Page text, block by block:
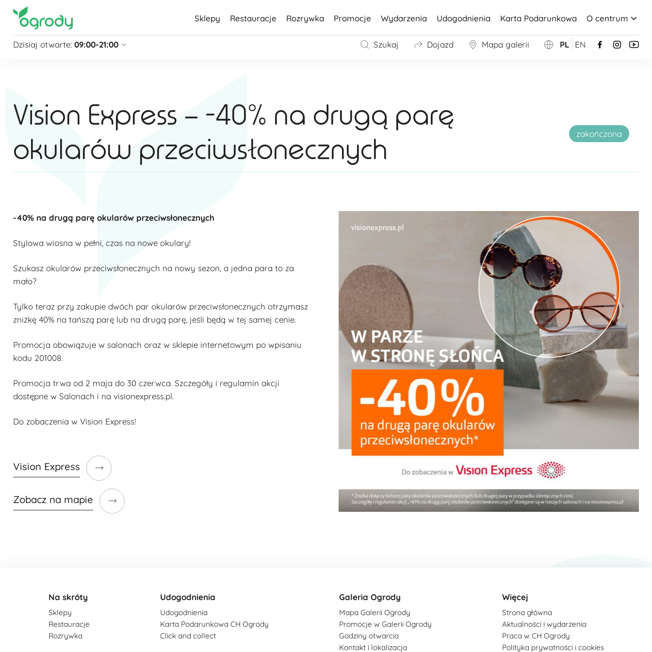
Sklepy Restauracje Rozrywka Promocje Wydarzenia Udogodnienia Karta Podarunkowa O centrum
Dzisiaj otwarte: 09:00-21:00
zobacz więcej »
Szukaj Dojazd Mapa galerii PL EN
Vision Express – -40% na drugą parę
okularów przeciwsłonecznych
zakończona
-40% na drugą parę okularów przeciwsłonecznych
Stylowa wiosna w pełni, czas na nowe okulary!
Szukasz okularów przeciwsłonecznych na nowy sezon, a jedna para to za
mało?
Tylko teraz przy zakupie dwóch par okularów przeciwsłonecznych otrzymasz
zniżkę 40% na tańszą parę lub na drugą parę, jeśli będą w tej samej cenie.
Promocja obowiązuje w salonach oraz w sklepie internetowym po wpisaniu
kodu 201008.
Promocja trwa od 2 maja do 30 czerwca. Szczegóły i regulamin akcji
dostępne w Salonach i na visionexpress.pl.
Do zobaczenia w Vision Express!
Vision Express
Zobacz na mapie
Na skróty
Sklepy
Restauracje
Rozrywka
Udogodnienia
Udogodnienia
Karta Podarunkowa CH Ogrody
Click and collect
Galeria Ogrody
Mapa Galerii Ogrody
Promocje w Galerii Ogrody
Godziny otwarcia
Kontakt i lokalizacja
Więcej
Strona główna
Aktualności i wydarzenia
Praca w CH Ogrody
Polityka prywatności i cookies